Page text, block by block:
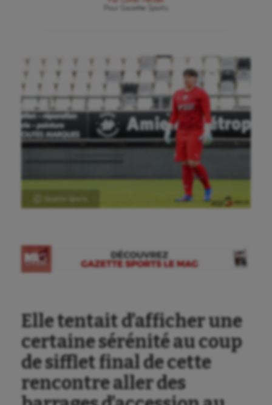
Gazette Sports
Elle tentait d’afficher une
certaine sérénité au coup
de sifflet final de cette
rencontre aller des